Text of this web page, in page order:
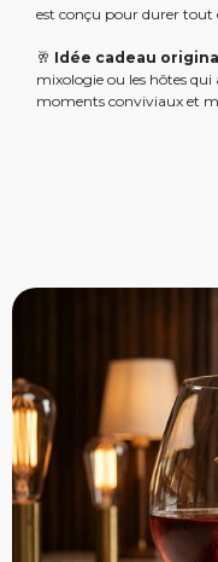
est conçu pour durer tout
🥂 Idée cadeau
mixologie ou les hôtes
moments conviviaux et